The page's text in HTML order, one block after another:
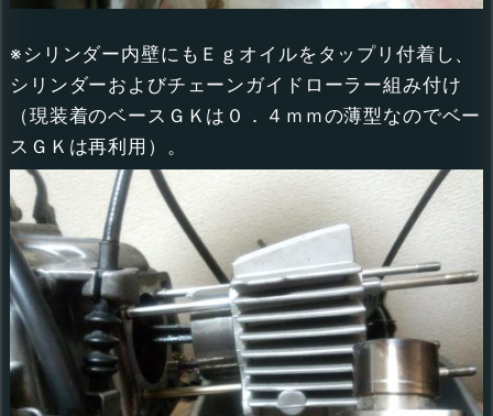
※シリンダー内壁にもＥｇオイルをタップリ付着し、
シリンダーおよびチェーンガイドローラー組み付け
（現装着のベースＧＫは０．４ｍｍの薄型なのでベー
スＧＫは再利用）。